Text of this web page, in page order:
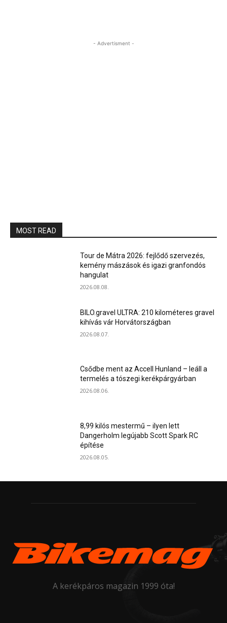
- Advertisment -
MOST READ
Tour de Mátra 2026: fejlődő szervezés,
kemény mászások és igazi granfondós
hangulat
2026.08.08.
BILO.gravel ULTRA: 210 kilométeres gravel
kihívás vár Horvátországban
2026.08.07.
Csődbe ment az Accell Hunland – leáll a
termelés a tószegi kerékpárgyárban
2026.08.06.
8,99 kilós mestermű – ilyen lett
Dangerholm legújabb Scott Spark RC
építése
2026.08.05.
A kerékpáros magazin 1999 óta!